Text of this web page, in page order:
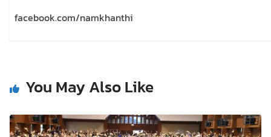
facebook.com/namkhanthi
You May Also Like